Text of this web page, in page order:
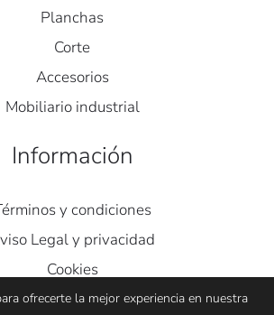
Planchas
Corte
Accesorios
Mobiliario industrial
Información
y condiciones
Legal y privacidad
Cookies
Contacto
ofrecerte la mejor experiencia en nuestra